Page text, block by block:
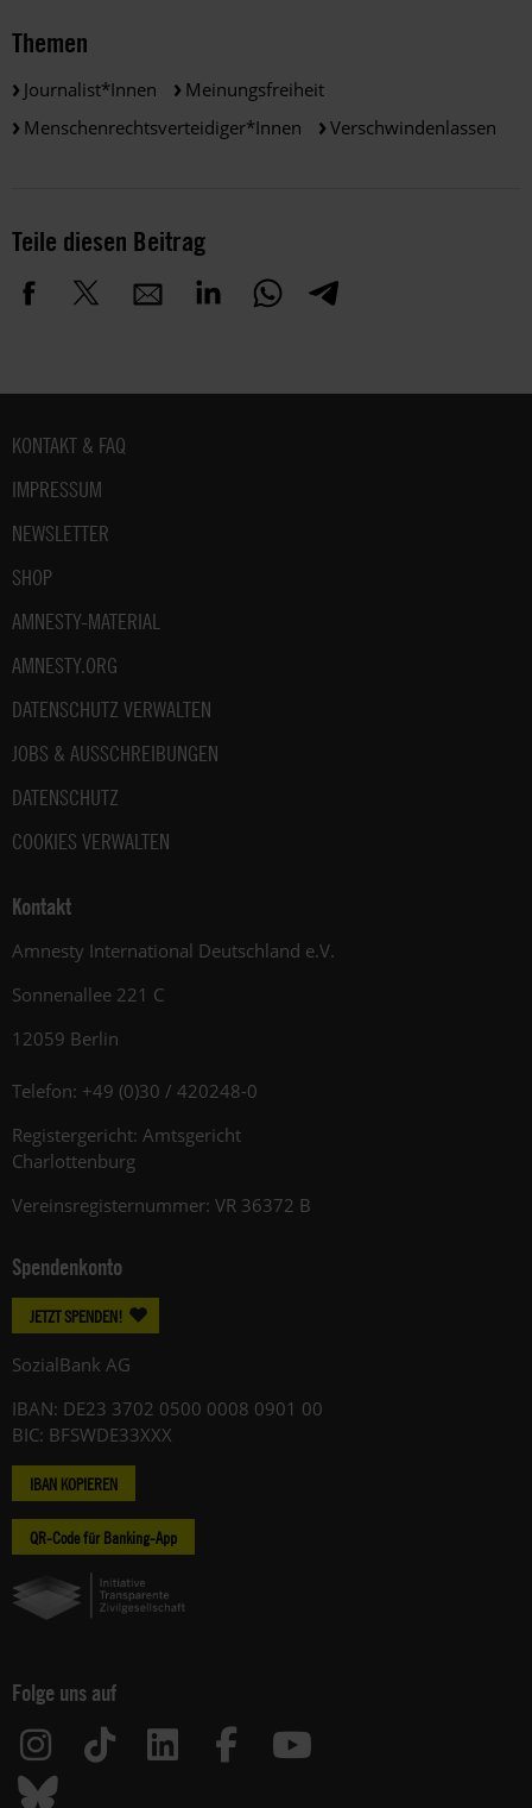
Themen
Journalist*innen
Meinungsfreiheit
Menschenrechtsverteidiger*innen
Verschwindenlassen
Teile diesen Beitrag
Fußbereich
KONTAKT & FAQ
IMPRESSUM
NEWSLETTER
SHOP
AMNESTY-MATERIAL
AMNESTY.ORG
DATENSCHUTZ VERWALTEN
JOBS & AUSSCHREIBUNGEN
DATENSCHUTZ
COOKIES VERWALTEN
Kontakt
Amnesty International Deutschland e.V.
Sonnenallee 221 C
12059 Berlin
Telefon: +49 (0)30 / 420248-0
Registergericht: Amtsgericht
Charlottenburg
Vereinsregisternummer: VR 36372 B
Spendenkonto
JETZT SPENDEN!
SozialBank AG
IBAN: DE23 3702 0500 0008 0901 00
BIC: BFSWDE33XXX
IBAN KOPIEREN
QR-Code für Banking-App
Folge uns auf